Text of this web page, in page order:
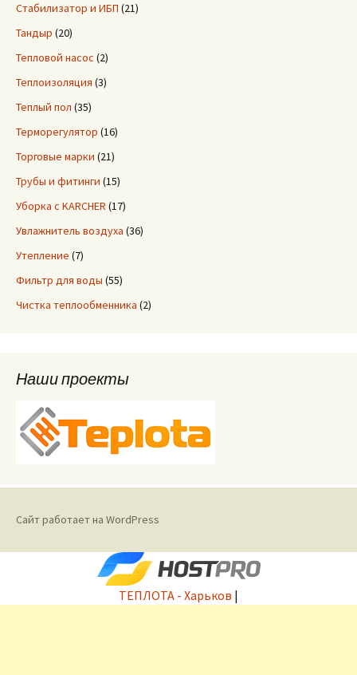
Стабилизатор и ИБП (21)
Тандыр (20)
Тепловой насос (2)
Теплоизоляция (3)
Теплый пол (35)
Терморегулятор (16)
Торговые марки (21)
Трубы и фитинги (15)
Уборка с KARCHER (17)
Увлажнитель воздуха (36)
Утепление (7)
Фильтр для воды (55)
Чистка теплообменника (2)
Наши проекты
Сайт работает на WordPress
ТЕПЛОТА - Харьков |